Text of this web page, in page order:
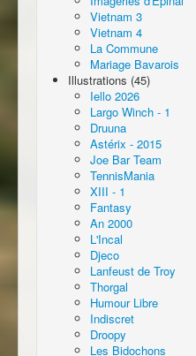
Vietnam 3
Vietnam 4
La Commune
Mariage Bavarois
Illustrations (45)
Iello 2026
Largo Winch - 1
Druuna
Astérix - 2015
Joe Bar Team
TennisMania
XIII - 1
Fantasy
An 2000
L'Incal
Djeco
Lanfeust de Troy
Thorgal
Humour Libre
Indiscret
Droopy
Les Bidochons